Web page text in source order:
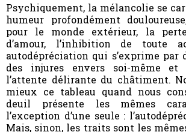
Psychiquement, la mélancolie se
humeur profondément
pour le monde extérieur, la
d’amour, l’inhibition de toute
autodépréciation qui s’exprime par
des injures envers soi-même et
l’attente délirante du châtiment.
mieux ce tableau quand nous
deuil présente les mêmes
l’exception d’une seule :
Mais, sinon, les traits sont les